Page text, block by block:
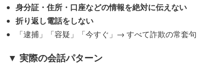
身分証・住所・口座などの情報を絶対に伝えない
折り返し電話をしない
「逮捕」「容疑」「今すぐ」→ すべて詐欺の常套句
▼ 実際の会話パターン